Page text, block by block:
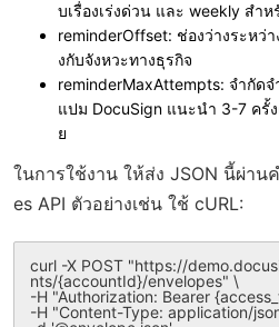
บเรื่องเร่งด่วน และ weekly ส
reminderOffset: ช่องว่างระหว่
งกับจังหวะทางธุรกิจ
reminderMaxAttempts: จำกัด
แปม DocuSign แนะนำ 3-7 ครั้
ย
ในการใช้งาน ให้ส่ง JSON นี้ผ่าน
es API ตัวอย่างเช่น ใช้ cURL:
curl -X POST "https://
nts/{accountId}/envelopes" \
-H "Authorization: Bearer
-H "Content-Type: application/